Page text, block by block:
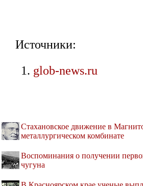
Источники:
glob-news.ru
Стахановское движение в
металлургическом комбинате
Воспоминания о получении
чугуна